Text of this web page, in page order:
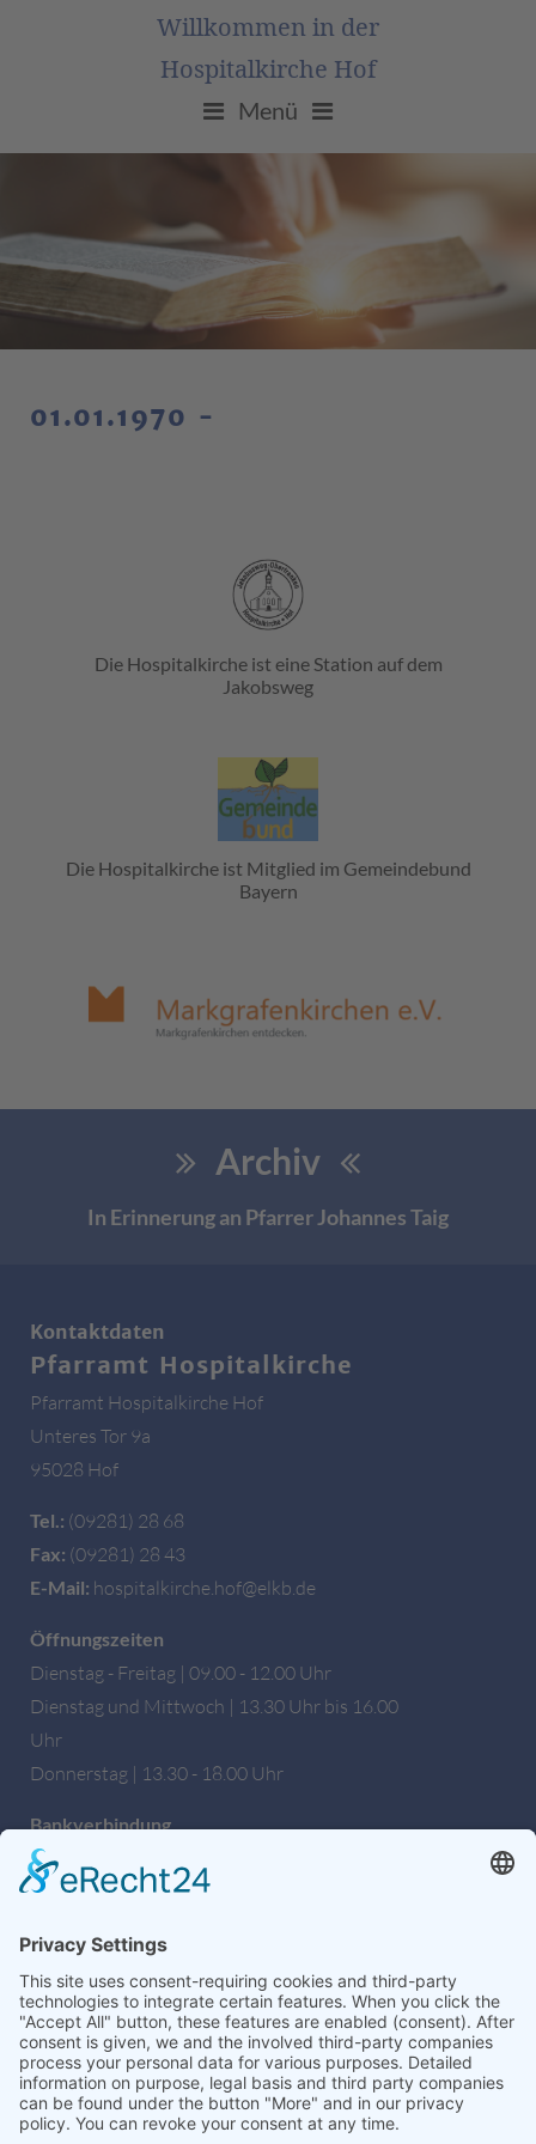
Willkommen in der
Hospitalkirche Hof
Menü
01.01.1970 -
Die Hospitalkirche ist eine Station auf dem
Jakobsweg
Die Hospitalkirche ist Mitglied im Gemeindebund
Bayern
Archiv
In Erinnerung an Pfarrer Johannes Taig
Kontaktdaten
Pfarramt Hospitalkirche
Pfarramt Hospitalkirche Hof
Unteres Tor 9a
95028 Hof
Tel.: (09281) 28 68
Fax: (09281) 28 43
E-Mail: hospitalkirche.hof@elkb.de
Öffnungszeiten
Dienstag - Freitag | 09.00 - 12.00 Uhr
Dienstag und Mittwoch | 13.30 Uhr bis 16.00
Uhr
Donnerstag | 13.30 - 18.00 Uhr
Bankverbindung
Sparkasse Hochfranken
IBAN: DE27 7805 0000 0222 1672 56
Wir sind auch auf Facebook!